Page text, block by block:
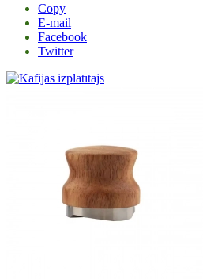
Copy
E-mail
Facebook
Twitter